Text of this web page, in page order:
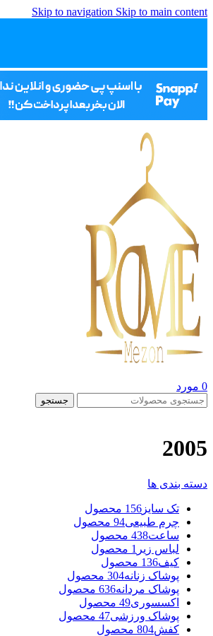
Skip to navigation Skip to main content
0 مورد
جستجو
2005
دسته بندی ها
تک سایز 156 محصول
چرم طبیعی94 محصول
ساعت438 محصول
لباس زیر 1 محصول
کیف136 محصول
پوشاک زنانه304 محصول
پوشاک مردانه636 محصول
اکسسوری49 محصول
پوشاک ورزشی47 محصول
کفش804 محصول